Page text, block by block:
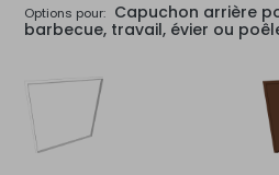
Options pour: Capuchon arrière
barbecue, travail, évier ou